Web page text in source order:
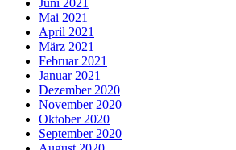
Juni 2021
Mai 2021
April 2021
März 2021
Februar 2021
Januar 2021
Dezember 2020
November 2020
Oktober 2020
September 2020